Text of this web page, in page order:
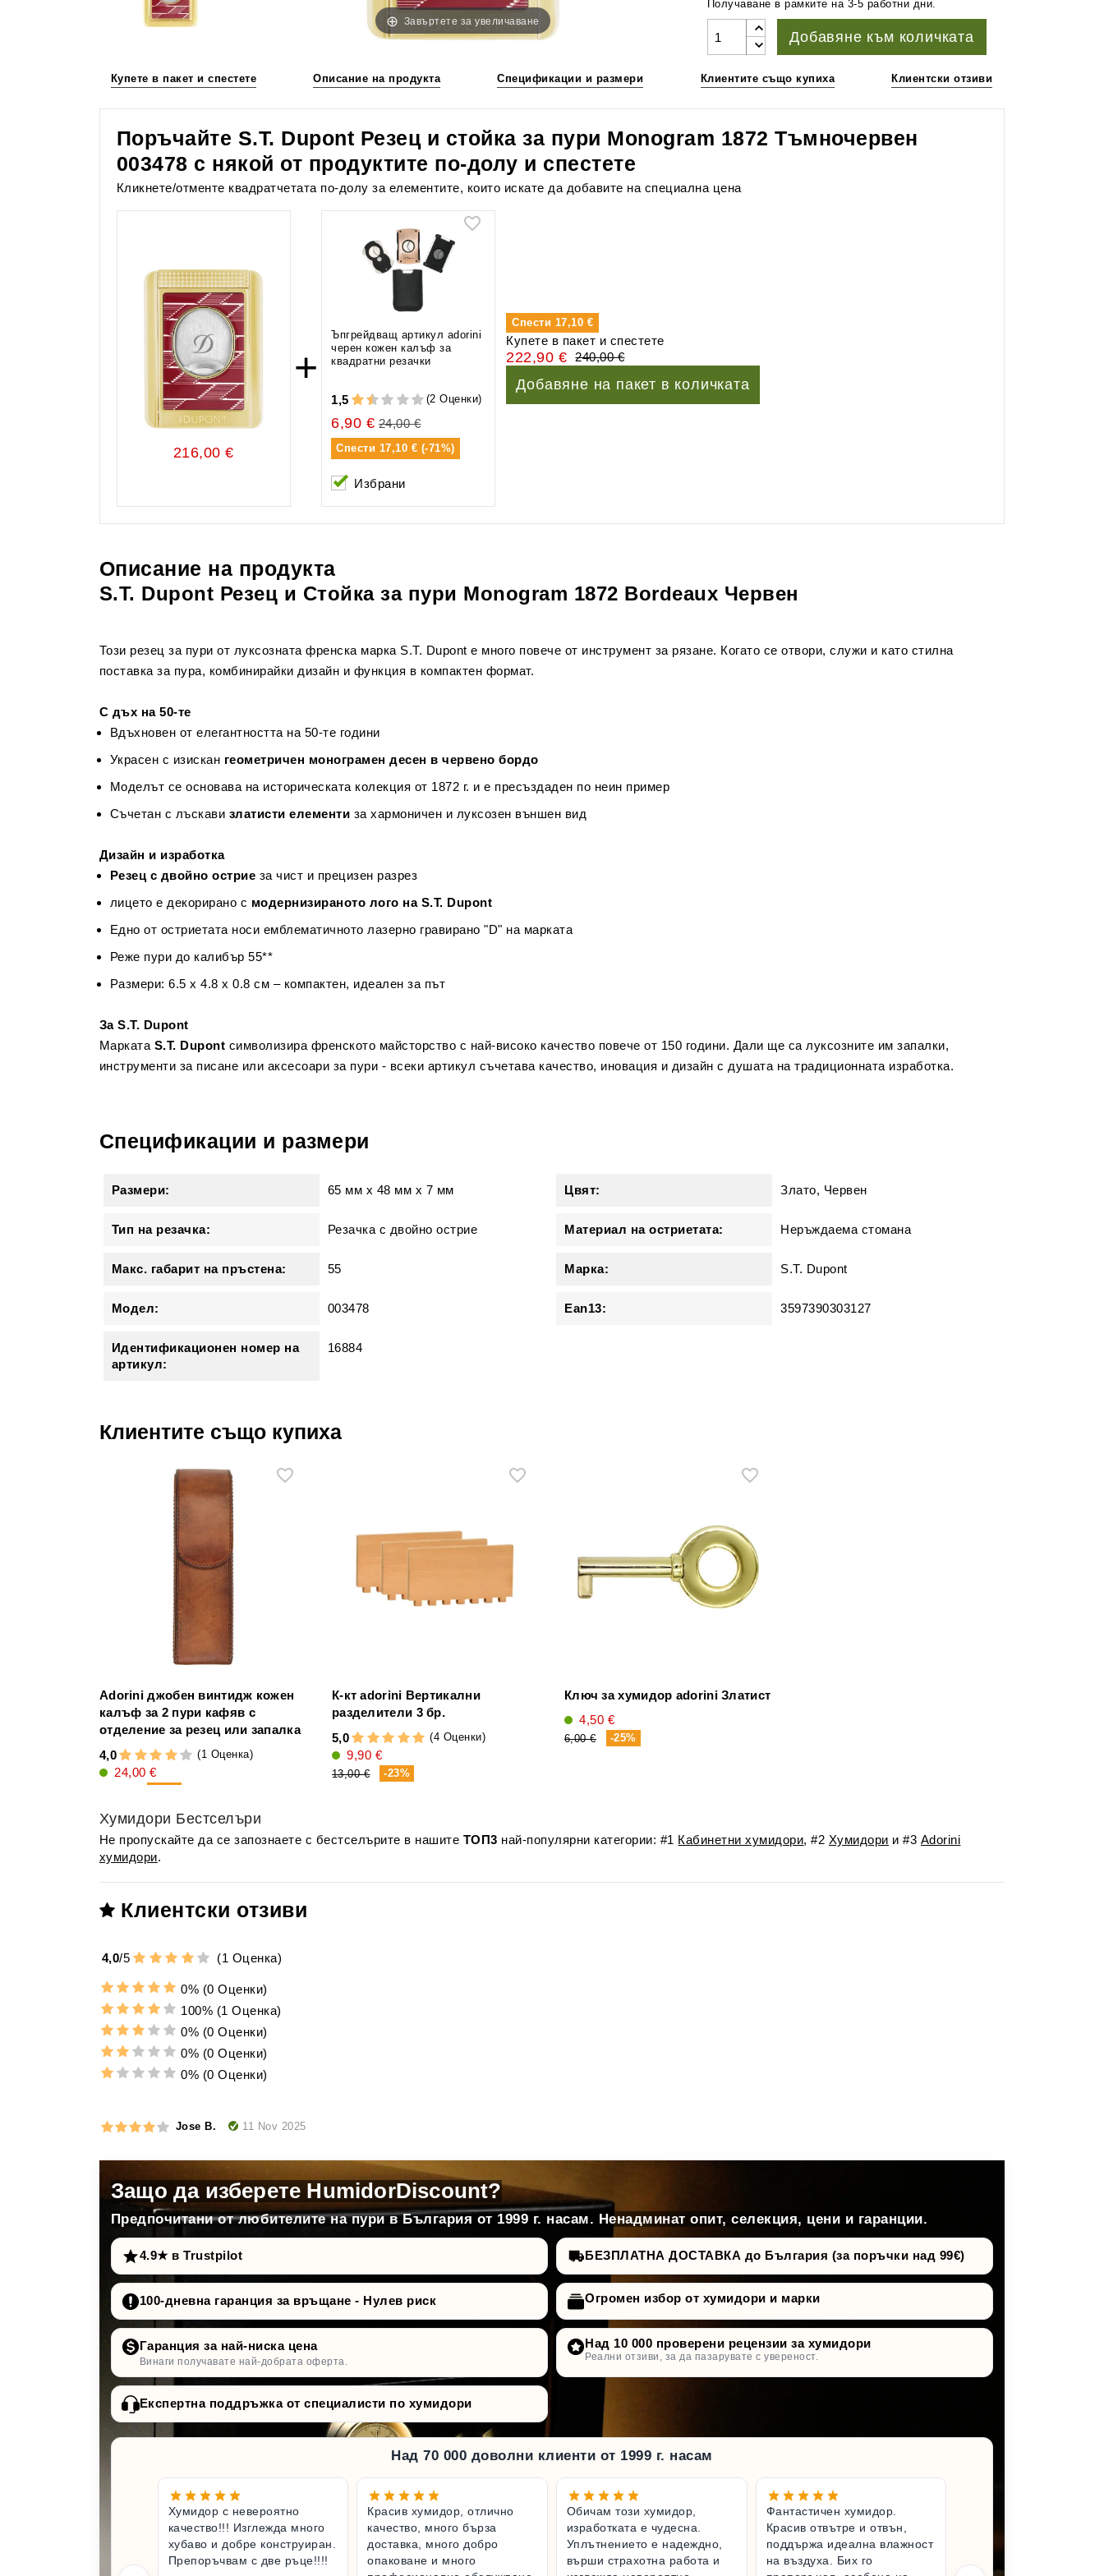
Завъртете за увеличаване
Получаване в рамките на 3-5 работни дни.
Добавяне към количката
Купете в пакет и спестете Описание на продукта Спецификации и размери Клиентите също купиха Клиентски отзиви
Поръчайте S.T. Dupont Резец и стойка за пури Monogram 1872 Тъмночервен
003478 с някой от продуктите по-долу и спестете
Кликнете/отменте квадратчетата по-долу за елементите, които искате да добавите на специална цена
216,00 €
+
Ъпгрейдващ артикул adorini
черен кожен калъф за
квадратни резачки
1,5 (2 Оценки)
6,90 € 24,00 €
Спести 17,10 € (-71%)
Избрани
Спести 17,10 €
Купете в пакет и спестете
222,90 € 240,00 €
Добавяне на пакет в количката
Описание на продукта
S.T. Dupont Резец и Стойка за пури Monogram 1872 Bordeaux Червен
Този резец за пури от луксозната френска марка S.T. Dupont е много повече от инструмент за рязане. Когато се отвори, служи и като стилна
поставка за пура, комбинирайки дизайн и функция в компактен формат.
С дъх на 50-те
Вдъхновен от елегантността на 50-те години
Украсен с изискан геометричен монограмен десен в червено бордо
Моделът се основава на историческата колекция от 1872 г. и е пресъздаден по неин пример
Съчетан с лъскави златисти елементи за хармоничен и луксозен външен вид
Дизайн и изработка
Резец с двойно острие за чист и прецизен разрез
лицето е декорирано с модернизираното лого на S.T. Dupont
Едно от остриетата носи емблематичното лазерно гравирано "D" на марката
Реже пури до калибър 55**
Размери: 6.5 x 4.8 x 0.8 см – компактен, идеален за път
За S.T. Dupont
Марката S.T. Dupont символизира френското майсторство с най-високо качество повече от 150 години. Дали ще са луксозните им запалки,
инструменти за писане или аксесоари за пури - всеки артикул съчетава качество, иновация и дизайн с душата на традиционната изработка.
Спецификации и размери
Размери: 65 мм x 48 мм x 7 мм
Тип на резачка: Резачка с двойно острие
Макс. габарит на пръстена: 55
Модел: 003478
Идентификационен номер на
артикул:
16884
Цвят: Злато, Червен
Материал на остриетата: Неръждаема стомана
Марка: S.T. Dupont
Ean13: 3597390303127
Клиентите също купиха
Adorini джобен винтидж кожен
калъф за 2 пури кафяв с
отделение за резец или запалка
4,0
(1 Оценка)
24,00 €
К-кт adorini Вертикални
разделители 3 бр.
5,0
(4 Оценки)
9,90 €
13,00 € -23%
Ключ за хумидор adorini Златист
4,50 €
6,00 € -25%
Хумидори Бестселъри
Не пропускайте да се запознаете с бестселърите в нашите ТОП3 най-популярни категории: #1 Кабинетни хумидори, #2 Хумидори и #3 Adorini
хумидори.
Клиентски отзиви
4,0/5 (1 Оценка)
0% (0 Оценки)
100% (1 Оценка)
0% (0 Оценки)
0% (0 Оценки)
0% (0 Оценки)
Jose B. 11 Nov 2025
Защо да изберете HumidorDiscount?
Предпочитани от любителите на пури в България от 1999 г. насам. Ненадминат опит, селекция, цени и гаранции.
4.9★ в Trustpilot БЕЗПЛАТНА ДОСТАВКА до България (за поръчки над 99€)
100-дневна гаранция за връщане - Нулев риск Огромен избор от хумидори и марки
Гаранция за най-ниска цена
Винаги получавате най-добрата оферта.
Над 10 000 проверени рецензии за хумидори
Реални отзиви, за да пазарувате с увереност.
Експертна поддръжка от специалисти по хумидори
Над 70 000 доволни клиенти от 1999 г. насам
Хумидор с невероятно
качество!!! Изглежда много
хубаво и добре конструиран.
Препоръчвам с две ръце!!!!
Красив хумидор, отлично
качество, много бърза
доставка, много добро
опаковане и много
Обичам този хумидор,
изработката е чудесна.
Уплътнението е надеждно,
върши страхотна работа и
Фантастичен хумидор.
Красив отвътре и отвън,
поддържа идеална влажност
на въздуха. Бих го